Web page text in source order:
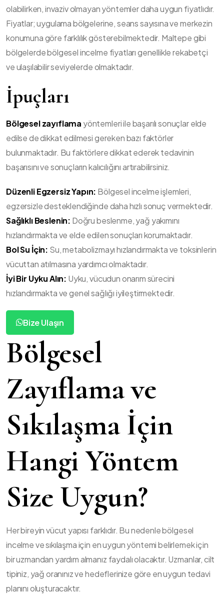
olabilirken, invaziv olmayan yöntemler daha uygun fiyatlıdır.
Fiyatlar; uygulama bölgelerine, seans sayısına ve merkezin
konumuna göre farklılık gösterebilmektedir. Maltepe gibi
bölgelerde bölgesel incelme fiyatları genellikle rekabetçi
ve ulaşılabilir seviyelerde olmaktadır.
İpuçları
Bölgesel zayıflama yöntemleri ile başarılı sonuçlar elde
edilse de dikkat edilmesi gereken bazı faktörler
bulunmaktadır. Bu faktörlere dikkat ederek tedavinin
başarısını ve sonuçların kalıcılığını artırabilirsiniz.
Düzenli Egzersiz Yapın: Bölgesel incelme işlemleri,
egzersizle desteklendiğinde daha hızlı sonuç vermektedir.
Sağlıklı Beslenin: Doğru beslenme, yağ yakımını
hızlandırmakta ve elde edilen sonuçları korumaktadır.
Bol Su İçin: Su, metabolizmayı hızlandırmakta ve toksinlerin
vücuttan atılmasına yardımcı olmaktadır.
İyi Bir Uyku Alın: Uyku, vücudun onarım sürecini
hızlandırmakta ve genel sağlığı iyileştirmektedir.
Bize Ulaşın
Bölgesel
Zayıflama ve
Sıkılaşma İçin
Hangi Yöntem
Size Uygun?
Her bireyin vücut yapısı farklıdır. Bu nedenle bölgesel
incelme ve sıkılaşma için en uygun yöntemi belirlemek için
bir uzmandan yardım almanız faydalı olacaktır. Uzmanlar, cilt
tipiniz, yağ oranınız ve hedeflerinize göre en uygun tedavi
planını oluşturacaktır.